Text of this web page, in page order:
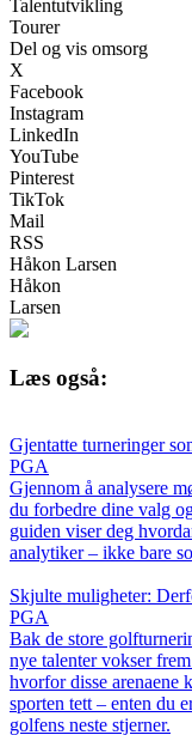
Talentutvikling
Tourer
Del og vis omsorg
X
Facebook
Instagram
LinkedIn
YouTube
Pinterest
TikTok
Mail
RSS
Håkon Larsen
Håkon
Larsen
Læs også:
Gjentatte turneringer
PGA
Gjennom å analysere
du forbedre dine valg
guiden viser deg
analytiker – ikke bare
Skjulte muligheter:
PGA
Bak de store
nye talenter vokser
hvorfor disse arenaene
sporten tett – enten du
golfens neste stjerner.